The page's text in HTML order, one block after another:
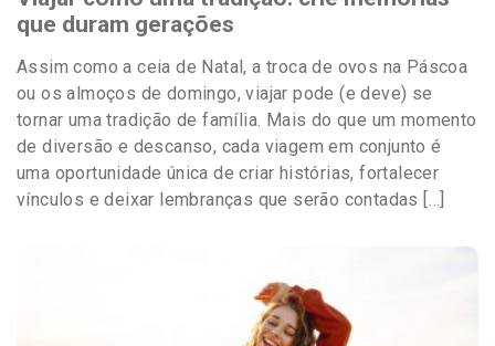
que duram gerações
Assim como a ceia de Natal, a troca de ovos na Páscoa
ou os almoços de domingo, viajar pode (e deve) se
tornar uma tradição de família. Mais do que um momento
de diversão e descanso, cada viagem em conjunto é
uma oportunidade única de criar histórias, fortalecer
vínculos e deixar lembranças que serão contadas […]